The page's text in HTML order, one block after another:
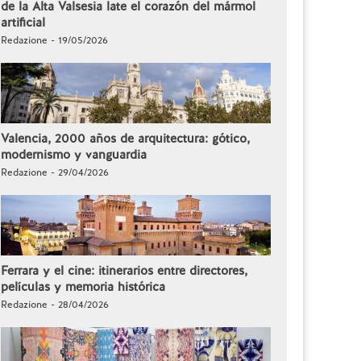
de la Alta Valsesia late el corazón del mármol
artificial
Redazione - 19/05/2026
Valencia, 2000 años de arquitectura: gótico,
modernismo y vanguardia
Redazione - 29/04/2026
Ferrara y el cine: itinerarios entre directores,
películas y memoria histórica
Redazione - 28/04/2026